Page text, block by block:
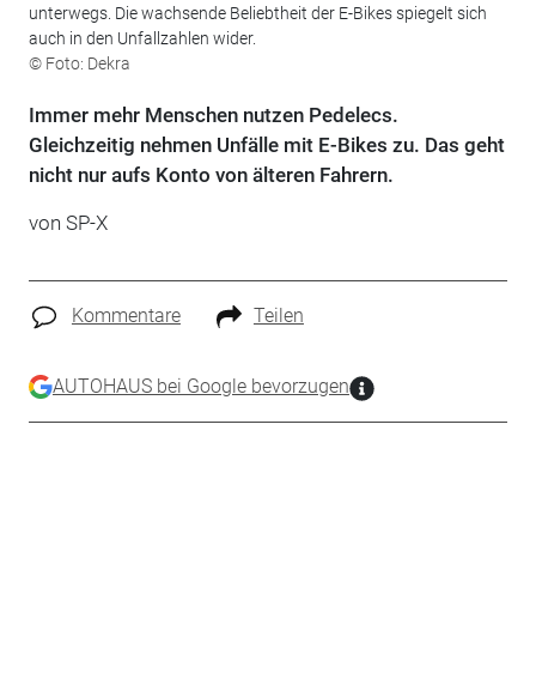
unterwegs. Die wachsende Beliebtheit der E-Bikes spiegelt sich
auch in den Unfallzahlen wider.
© Foto: Dekra
Immer mehr Menschen nutzen Pedelecs.
Gleichzeitig nehmen Unfälle mit E-Bikes zu. Das geht
nicht nur aufs Konto von älteren Fahrern.
von SP-X
Kommentare Teilen
AUTOHAUS bei Google bevorzugen